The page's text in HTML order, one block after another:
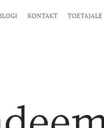
KONTAKT TOETAJALE